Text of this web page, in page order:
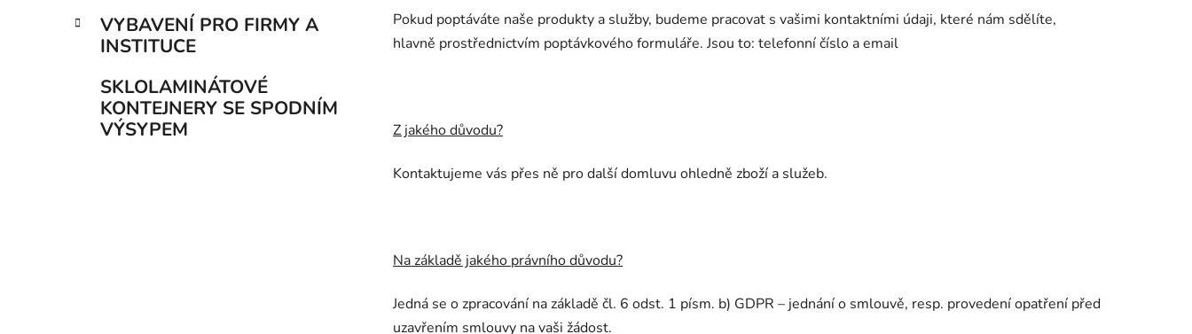
VYBAVENÍ PRO FIRMY A
INSTITUCE
SKLOLAMINÁTOVÉ
KONTEJNERY SE SPODNÍM
VÝSYPEM
Pokud poptáváte naše produkty a služby, budeme pracovat s vašimi kontaktními údaji, které nám sdělíte,
hlavně prostřednictvím poptávkového formuláře. Jsou to: telefonní číslo a email
Z jakého důvodu?
Kontaktujeme vás přes ně pro další domluvu ohledně zboží a služeb.
Na základě jakého právního důvodu?
Jedná se o zpracování na základě čl. 6 odst. 1 písm. b) GDPR – jednání o smlouvě, resp. provedení opatření před
uzavřením smlouvy na vaši žádost.